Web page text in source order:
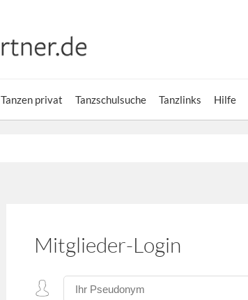
Tanzen privat Tanzschulsuche Tanzlinks Hilfe
Mitglieder-Login